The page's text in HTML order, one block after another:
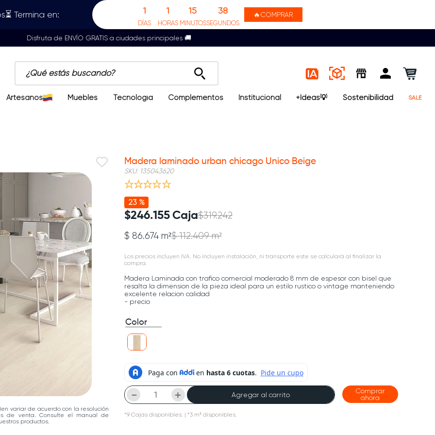
Termina en: 1
DÍAS
1
HORAS
15
MINUTOS
37
SEGUNDOS
🔥COMPRAR
Disfruta de ENVÍO GRATIS a ciudades principales 🚚
¿Qué estás buscando?
Artesanos Muebles Tecnología Complementos Institucional +Ideas💡 Sostenibilidad SALE
variar de acuerdo con la resolución
de venta. Consulte el manual de
productos.
Madera laminado urban chicago Unico Beige
SKU: 135043620
23 %
$246.155 Caja$319.242
$ 86.674 m²$ 112.409 m²
Los precios incluyen IVA. No incluyen instalación, ni transporte este se calculará al finalizar la
compra.
Madera Laminada con trafico comercial moderado 8 mm de espesor con bisel que
resalta la dimension de la pieza ideal para un estilo rustico o vintage manteniendo
excelente relacion calidad
- precio
Color
＋
－ Agregar al carrito
*9 Cajas disponibles. | *3 m² disponibles.
Comprar
ahora